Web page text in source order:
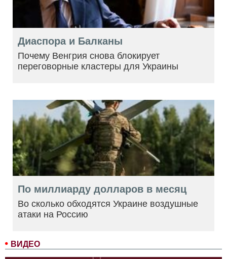
ВИДЕО
Диаспора и Балканы
Почему Венгрия снова блокирует
переговорные кластеры для Украины
По миллиарду долларов в месяц
Во сколько обходятся Украине воздушные
атаки на Россию